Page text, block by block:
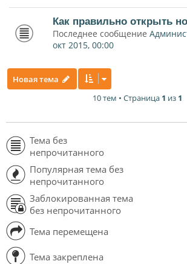
Как правильно открыть
Последнее сообщение
окт 2015, 00:00
Новая тема
10 тем • Страница 1 из 1
Тема без
непрочитанного
Популярная тема без
непрочитанного
Заблокированная тема
без непрочитанного
Тема перемещена
Тема закреплена